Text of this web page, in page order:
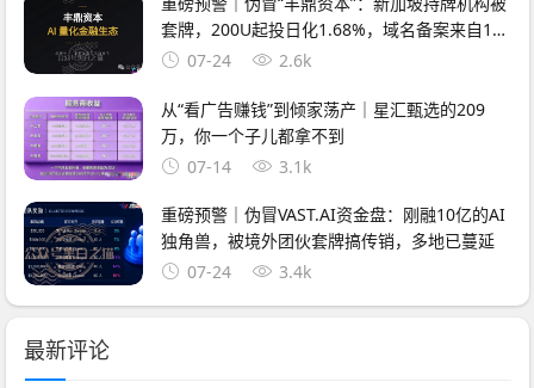
套牌，200U起投日化1.68%，域名备案来自1万
元空壳公司
07-24 2.6k
从“看广告赚钱”到倾家荡产｜星汇甄选的209
万，你一个子儿都拿不到
07-14
3.1k
重磅预警｜伪冒VAST.AI资金盘：刚融10亿的AI
独角兽，被境外团伙套牌搞传销，多地已蔓延
07-24
3.4k
最新评论